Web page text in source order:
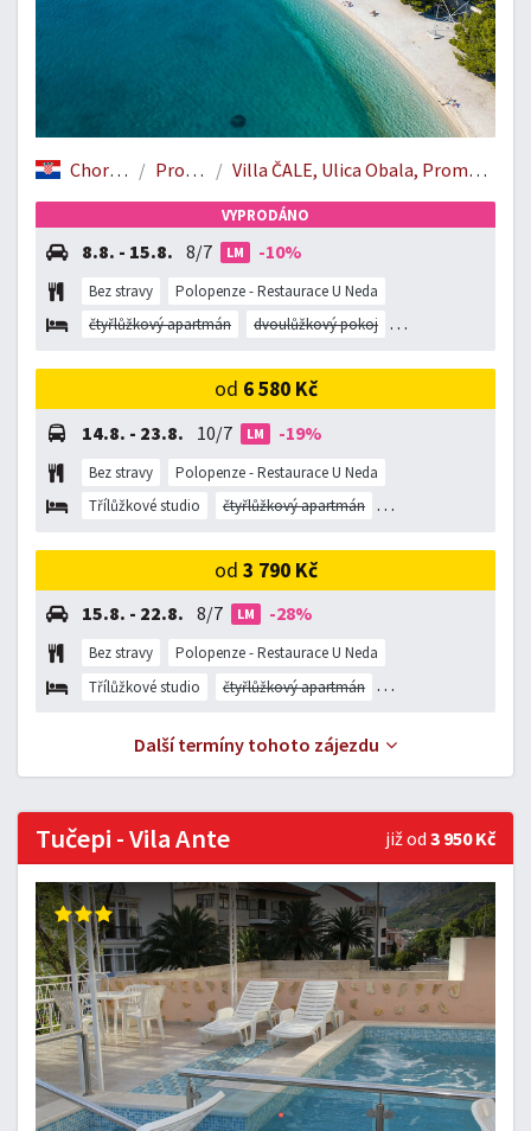
Chorvatsko Promajna Villa ČALE, Ulica Obala, Promajna, Chorvatsko
VYPRODÁNO
8.8. - 15.8. 8/7 LM -10%
Bez stravy
Polopenze - Restaurace U Neda
čtyřlůžkový apartmán
dvoulůžkový pokoj Třílůžkové studio
od 6 580 Kč
14.8. - 23.8. 10/7 LM -19%
Bez stravy
Polopenze - Restaurace U Neda
Třílůžkové studio
čtyřlůžkový apartmán dvoulůžkový pokoj
od 3 790 Kč
15.8. - 22.8. 8/7 LM -28%
Bez stravy
Polopenze - Restaurace U Neda
Třílůžkové studio
čtyřlůžkový apartmán dvoulůžkový pokoj
Další termíny tohoto zájezdu
již od 3 950 Kč
Tučepi - Vila Ante